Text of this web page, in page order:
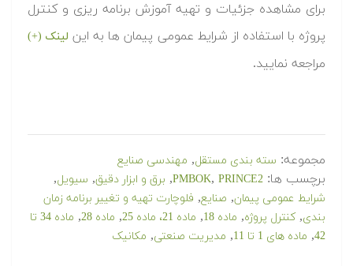
برای مشاهده جزئیات و تهیه آموزش برنامه ریزی و کنترل
پروژه با استفاده از شرایط عمومی پیمان ها به این لینک (+)
مراجعه نمایید.
مجموعه: سته بندی مستقل, مهندسی صنایع
برچسب ها: PMBOK, PRINCE2
, برق و ابزار دقیق, سیویل,
شرایط عمومی پیمان, صنایع, فلوچارت تهیه و تغییر برنامه زمان
بندی,کنترل پروژه, ماده 18 , ماده 21، ماده 25 , ماده 28 ,
ماده 34 تا
42
, ماده های 1 تا 11 , مدیریت صنعتی, مکانیک